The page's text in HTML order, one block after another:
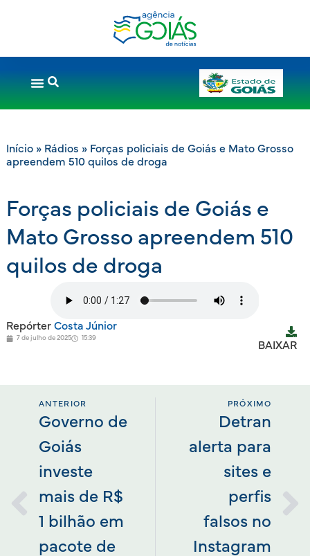
Início» Rádios » Forças policiais de Goiás e Mato Grosso
apreendem 510 quilos de droga
Forças policiais de Goiás e
Mato Grosso apreendem 510
quilos de droga
RepórterCosta Júnior
7 de julho de 2025 15:39
BAIXAR
ANTERIOR
Governo de
Goiás
investe
mais de R$
1 bilhão em
pacote de
PRÓXIMO
Detran
alerta para
sites e
perfis
falsos no
Instagram